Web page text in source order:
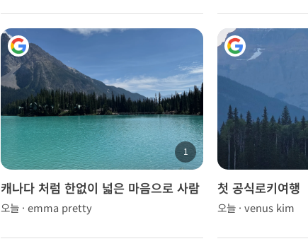
1
캐나다 처럼 한없이 넓은 마음으로 사람
들을 바라보기!
오늘 · emma pretty
첫 공식로키여행
오늘 · venus kim